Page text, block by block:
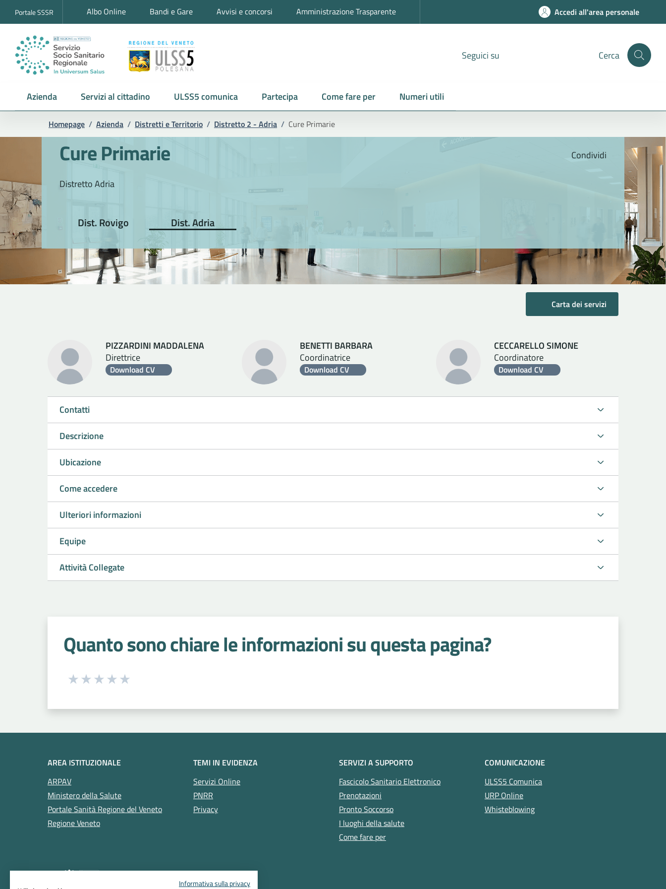
Portale SSSR Albo Online Bandi e Gare Avvisi e concorsi Amministrazione Trasparente Accedi all'area personale
Seguici su Cerca
Azienda Servizi al cittadino ULSS5 comunica Partecipa Come fare per Numeri utili
Homepage / Azienda / Distretti e Territorio / Distretto 2 - Adria / Cure Primarie
Condividi
Cure Primarie
Distretto Adria
Dist. Rovigo Dist. Adria
Carta dei servizi
PIZZARDINI MADDALENA
Direttrice
Download CV
BENETTI BARBARA
Coordinatrice
Download CV
CECCARELLO SIMONE
Coordinatore
Download CV
Contatti
Descrizione
Ubicazione
Come accedere
Ulteriori informazioni
Equipe
Attività Collegate
Quanto sono chiare le informazioni su questa pagina?
Seleziona una valutazione da 1 a 5 stelle
AREA ISTITUZIONALE
ARPAV
Ministero della Salute
Portale Sanità Regione del Veneto
Regione Veneto
TEMI IN EVIDENZA
Servizi Online
PNRR
Privacy
SERVIZI A SUPPORTO
Fascicolo Sanitario Elettronico
Prenotazioni
Pronto Soccorso
I luoghi della salute
Come fare per
COMUNICAZIONE
ULSS5 Comunica
URP Online
Whisteblowing
Informativa sulla privacy